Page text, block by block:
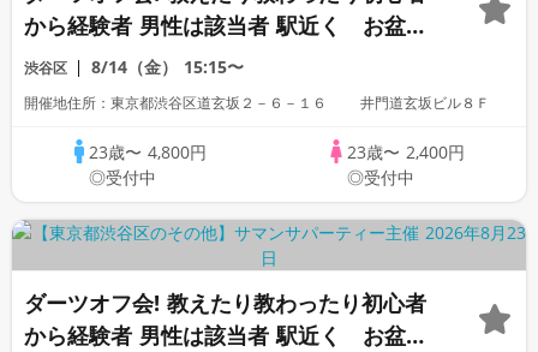
から経験者 男性は該当者 駅近く お盆
「高身長」「家庭的」「一部上場企業」
「大手企業」「公務員」「警察官」「自
渋谷区 8/14（金） 15:15〜
開催地住所：東京都渋谷区道玄坂２－６－１６ 井門道玄坂ビル８Ｆ
23歳〜 4,800円
◎受付中
23歳〜 2,400円
◎受付中
ダーツオフ会! 教えたり教わったり初心者
から経験者 男性は該当者 駅近く お盆